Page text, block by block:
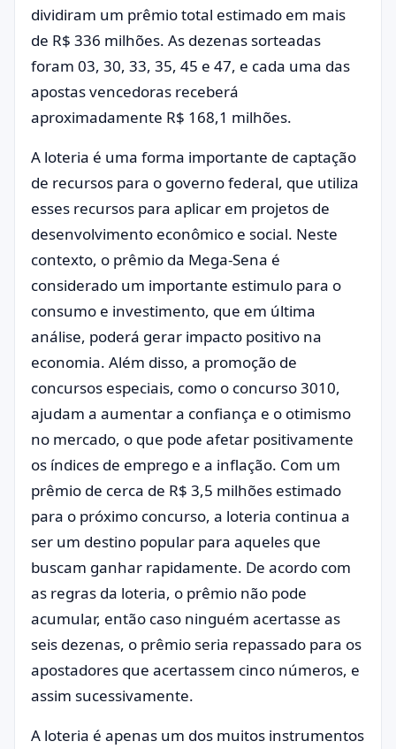
dividiram um prêmio total estimado em mais
de R$ 336 milhões. As dezenas sorteadas
foram 03, 30, 33, 35, 45 e 47, e cada uma das
apostas vencedoras receberá
aproximadamente R$ 168,1 milhões.
A loteria é uma forma importante de captação
de recursos para o governo federal, que utiliza
esses recursos para aplicar em projetos de
desenvolvimento econômico e social. Neste
contexto, o prêmio da Mega-Sena é
considerado um importante estimulo para o
consumo e investimento, que em última
análise, poderá gerar impacto positivo na
economia. Além disso, a promoção de
concursos especiais, como o concurso 3010,
ajudam a aumentar a confiança e o otimismo
no mercado, o que pode afetar positivamente
os índices de emprego e a inflação. Com um
prêmio de cerca de R$ 3,5 milhões estimado
para o próximo concurso, a loteria continua a
ser um destino popular para aqueles que
buscam ganhar rapidamente. De acordo com
as regras da loteria, o prêmio não pode
acumular, então caso ninguém acertasse as
seis dezenas, o prêmio seria repassado para os
apostadores que acertassem cinco números, e
assim sucessivamente.
A loteria é apenas um dos muitos instrumentos